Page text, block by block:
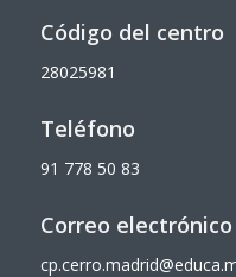
Código del centro
28025981
Teléfono
91 778 50 83
Correo electrónico